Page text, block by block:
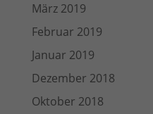
März 2019
Februar 2019
Januar 2019
Dezember 2018
Oktober 2018